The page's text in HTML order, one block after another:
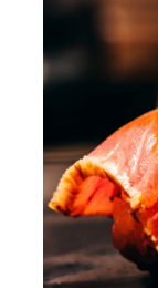
News
Contact